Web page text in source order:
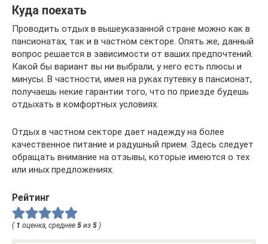
Куда поехать
Проводить отдых в вышеуказанной стране можно как в
пансионатах, так и в частном секторе. Опять же, данный
вопрос решается в зависимости от ваших предпочтений.
Какой бы вариант вы ни выбрали, у него есть плюсы и
минусы. В частности, имея на руках путевку в пансионат,
получаешь некие гарантии того, что по приезде будешь
отдыхать в комфортных условиях.
Отдых в частном секторе дает надежду на более
качественное питание и радушный прием. Здесь следует
обращать внимание на отзывы, которые имеются о тех
или иных предложениях.
Рейтинг
( 1 оценка, среднее 5 из 5 )